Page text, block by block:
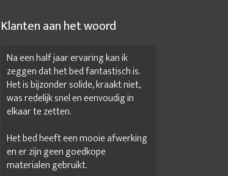
Klanten aan het woord
Na een half jaar ervaring kan ik
zeggen dat het bed fantastisch is.
Het is bijzonder solide, kraakt niet,
was redelijk snel en eenvoudig in
elkaar te zetten.
Het bed heeft een mooie afwerking
en er zijn geen goedkope
materialen gebruikt.